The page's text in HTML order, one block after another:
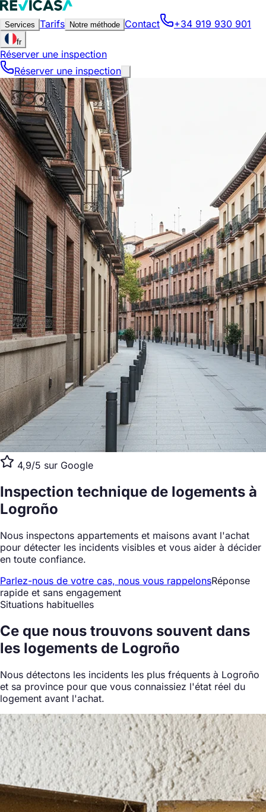
Services Tarifs Notre méthode Contact +34 919 930 901
fr
Réserver une inspection
Réserver une inspection
4,9/5 sur Google
Inspection technique de logements à
Logroño
Nous inspectons appartements et maisons avant l'achat
pour détecter les incidents visibles et vous aider à décider
en toute confiance.
Parlez-nous de votre cas, nous vous rappelonsRéponse
rapide et sans engagement
Situations habituelles
Ce que nous trouvons souvent dans
les logements de Logroño
Nous détectons les incidents les plus fréquents à Logroño
et sa province pour que vous connaissiez l'état réel du
logement avant l'achat.